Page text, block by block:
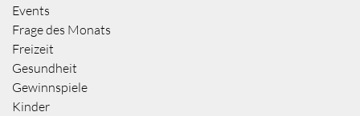
Events
Frage des Monats
Freizeit
Gesundheit
Gewinnspiele
Kinder